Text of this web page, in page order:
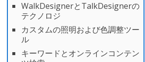
WalkDesignerとTalkDesignerの
テクノロジ
カスタムの照明および色調整ツー
ル
キーワードとオンラインコンテン